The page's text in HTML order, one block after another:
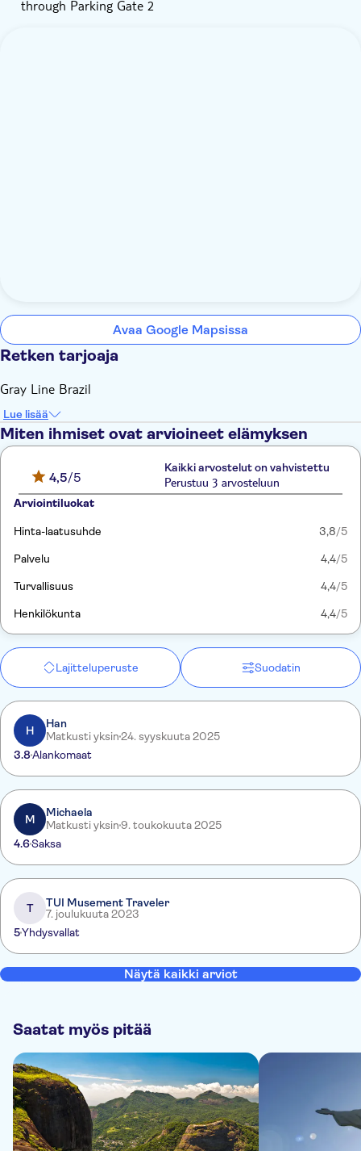
through Parking Gate 2
Avaa Google Mapsissa
Retken tarjoaja
Gray Line Brazil
Lue lisää
Miten ihmiset ovat arvioineet elämyksen
4,5/5
Kaikki arvostelut on vahvistettu
Perustuu 3 arvosteluun
Arviointiluokat
Hinta-laatusuhde 3,8/5
Palvelu 4,4/5
Turvallisuus 4,4/5
Henkilökunta 4,4/5
Lajitteluperuste Suodatin
H
Han
Matkusti yksin24. syyskuuta 2025
3.8Alankomaat
M
Michaela
Matkusti yksin9. toukokuuta 2025
4.6Saksa
T
TUI Musement Traveler
7. joulukuuta 2023
5Yhdysvallat
Näytä kaikki arviot
Saatat myös pitää